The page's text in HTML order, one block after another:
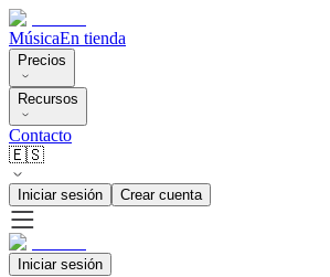
MúsicaEn tienda
Precios
Recursos
Contacto
🇪🇸
Iniciar sesión Crear cuenta
Iniciar sesión